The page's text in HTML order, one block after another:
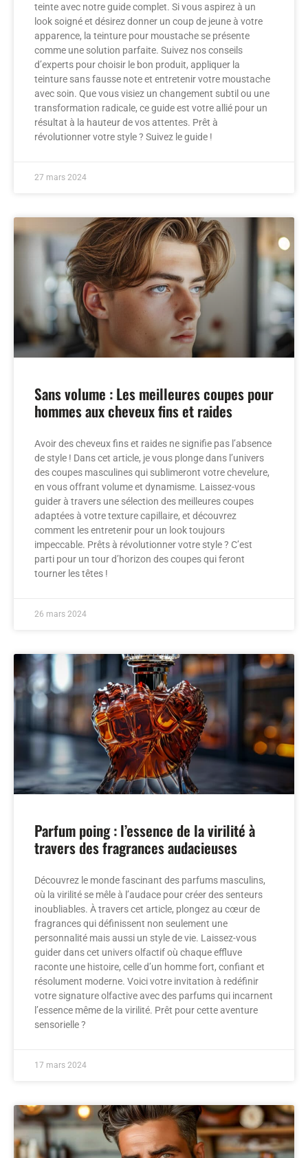
teinte avec notre guide complet. Si vous aspirez à un
look soigné et désirez donner un coup de jeune à votre
apparence, la teinture pour moustache se présente
comme une solution parfaite. Suivez nos conseils
d’experts pour choisir le bon produit, appliquer la
teinture sans fausse note et entretenir votre moustache
avec soin. Que vous visiez un changement subtil ou une
transformation radicale, ce guide est votre allié pour un
résultat à la hauteur de vos attentes. Prêt à
révolutionner votre style ? Suivez le guide !
27 mars 2024
Sans volume : Les meilleures coupes pour
hommes aux cheveux fins et raides
Avoir des cheveux fins et raides ne signifie pas l’absence
de style ! Dans cet article, je vous plonge dans l’univers
des coupes masculines qui sublimeront votre chevelure,
en vous offrant volume et dynamisme. Laissez-vous
guider à travers une sélection des meilleures coupes
adaptées à votre texture capillaire, et découvrez
comment les entretenir pour un look toujours
impeccable. Prêts à révolutionner votre style ? C’est
parti pour un tour d’horizon des coupes qui feront
tourner les têtes !
26 mars 2024
Parfum poing : l’essence de la virilité à
travers des fragrances audacieuses
Découvrez le monde fascinant des parfums masculins,
où la virilité se mêle à l’audace pour créer des senteurs
inoubliables. À travers cet article, plongez au cœur de
fragrances qui définissent non seulement une
personnalité mais aussi un style de vie. Laissez-vous
guider dans cet univers olfactif où chaque effluve
raconte une histoire, celle d’un homme fort, confiant et
résolument moderne. Voici votre invitation à redéfinir
votre signature olfactive avec des parfums qui incarnent
l’essence même de la virilité. Prêt pour cette aventure
sensorielle ?
17 mars 2024